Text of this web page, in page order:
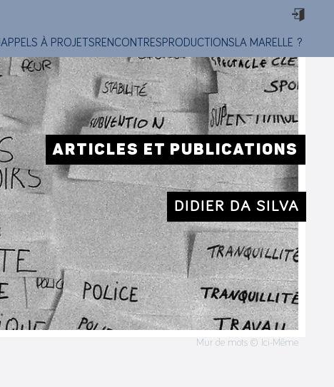
APPELS À PROJETSRENCONTRESPRODUCTIONS LA MARELLE ?
Mur de mots © Ici-Même
ARTICLES ET PUBLICATIONS
DIDIER DA SILVA